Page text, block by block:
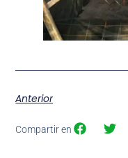
Anterior
Compartir en